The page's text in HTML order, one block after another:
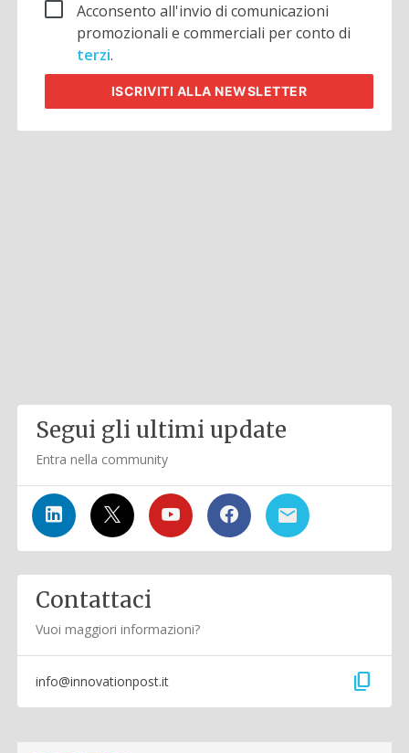
Acconsento all'invio di comunicazioni
promozionali e commerciali per conto di
terzi.
ISCRIVITI ALLA NEWSLETTER
Segui gli ultimi update
Entra nella community
Contattaci
Vuoi maggiori informazioni?
info@innovationpost.it content_copy